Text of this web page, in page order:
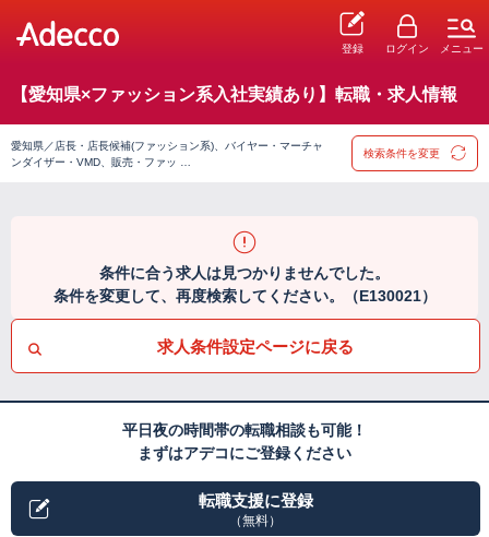
登録 ログイン メニュー
【愛知県×ファッション系入社実績あり】転職・求人情報
愛知県／店長・店長候補(ファッション系)、バイヤー・マーチャ
ンダイザー・VMD、販売・ファッ …
検索条件を変更
条件に合う求人は見つかりませんでした。
条件を変更して、再度検索してください。（E130021）
求人条件設定ページに戻る
平日夜の時間帯の転職相談も可能！
まずはアデコにご登録ください
転職支援に登録
（無料）